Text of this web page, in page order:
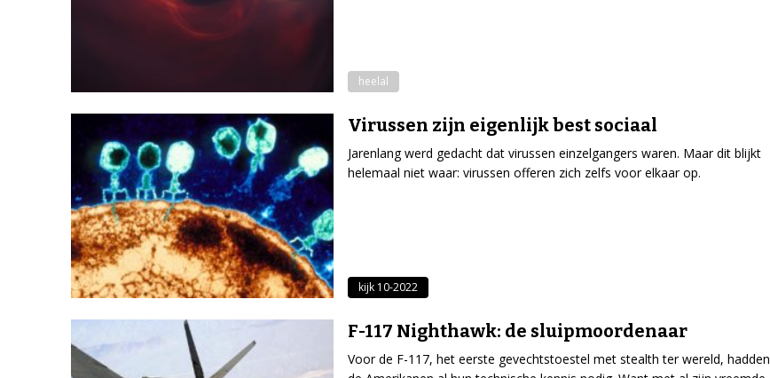
heelal
Virussen zijn eigenlijk best sociaal
Jarenlang werd gedacht dat virussen einzelgangers waren. Maar dit blijkt
helemaal niet waar: virussen offeren zich zelfs voor elkaar op.
kijk 10-2022
F-117 Nighthawk: de sluipmoordenaar
Voor de F-117, het eerste gevechtstoestel met stealth ter wereld, hadden